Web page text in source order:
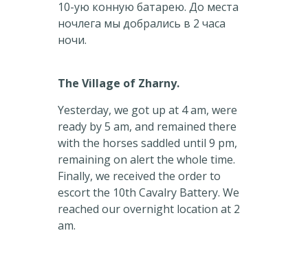
10-ую конную батарею. До места
ночлега мы добрались в 2 часа
ночи.
The Village of Zharny.
Yesterday, we got up at 4 am, were
ready by 5 am, and remained there
with the horses saddled until 9 pm,
remaining on alert the whole time.
Finally, we received the order to
escort the 10th Cavalry Battery. We
reached our overnight location at 2
am.